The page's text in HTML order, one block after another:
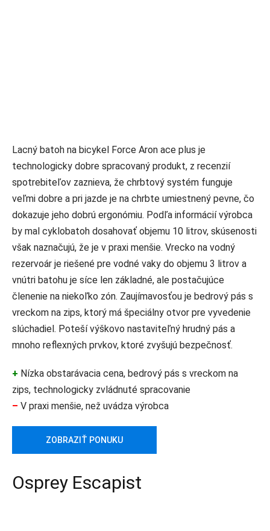
Lacný batoh na bicykel Force Aron ace plus je
technologicky dobre spracovaný produkt, z recenzií
spotrebiteľov zaznieva, že chrbtový systém funguje
veľmi dobre a pri jazde je na chrbte umiestnený pevne, čo
dokazuje jeho dobrú ergonómiu. Podľa informácií výrobca
by mal cyklobatoh dosahovať objemu 10 litrov, skúsenosti
však naznačujú, že je v praxi menšie. Vrecko na vodný
rezervoár je riešené pre vodné vaky do objemu 3 litrov a
vnútri batohu je síce len základné, ale postačujúce
členenie na niekoľko zón. Zaujímavosťou je bedrový pás s
vreckom na zips, ktorý má špeciálny otvor pre vyvedenie
slúchadiel. Poteší výškovo nastaviteľný hrudný pás a
mnoho reflexných prvkov, ktoré zvyšujú bezpečnosť.
+ Nízka obstarávacia cena, bedrový pás s vreckom na
zips, technologicky zvládnuté spracovanie
– V praxi menšie, než uvádza výrobca
ZOBRAZIŤ PONUKU
Osprey Escapist